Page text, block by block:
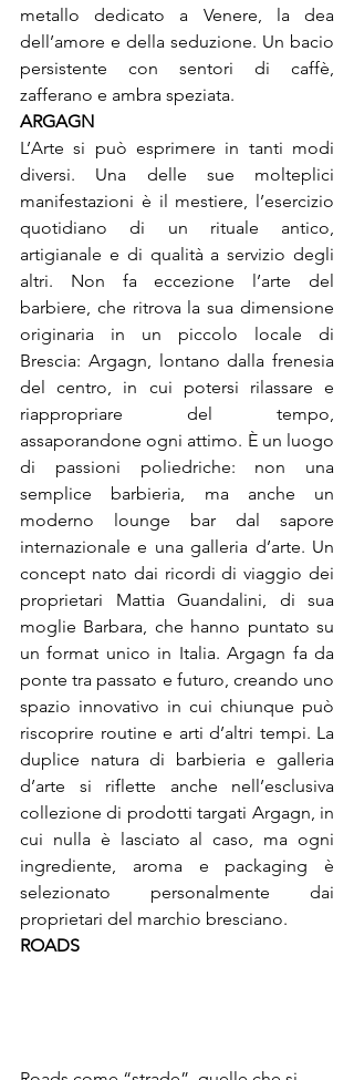
metallo dedicato a Venere, la dea
dell’amore e della seduzione. Un bacio
persistente con sentori di caffè,
zafferano e ambra speziata.
ARGAGN
L’Arte si può esprimere in tanti modi
diversi. Una delle sue molteplici
manifestazioni è il mestiere, l’esercizio
quotidiano di un rituale antico,
artigianale e di qualità a servizio degli
altri. Non fa eccezione l’arte del
barbiere, che ritrova la sua dimensione
originaria in un piccolo locale di
Brescia: Argagn, lontano dalla frenesia
del centro, in cui potersi rilassare e
riappropriare del tempo,
assaporandone ogni attimo. È un luogo
di passioni poliedriche: non una
semplice barbieria, ma anche un
moderno lounge bar dal sapore
internazionale e una galleria d’arte. Un
concept nato dai ricordi di viaggio dei
proprietari Mattia Guandalini, di sua
moglie Barbara, che hanno puntato su
un format unico in Italia. Argagn fa da
ponte tra passato e futuro, creando uno
spazio innovativo in cui chiunque può
riscoprire routine e arti d’altri tempi. La
duplice natura di barbieria e galleria
d’arte si riflette anche nell’esclusiva
collezione di prodotti targati Argagn, in
cui nulla è lasciato al caso, ma ogni
ingrediente, aroma e packaging è
selezionato personalmente dai
proprietari del marchio bresciano.
ROADS